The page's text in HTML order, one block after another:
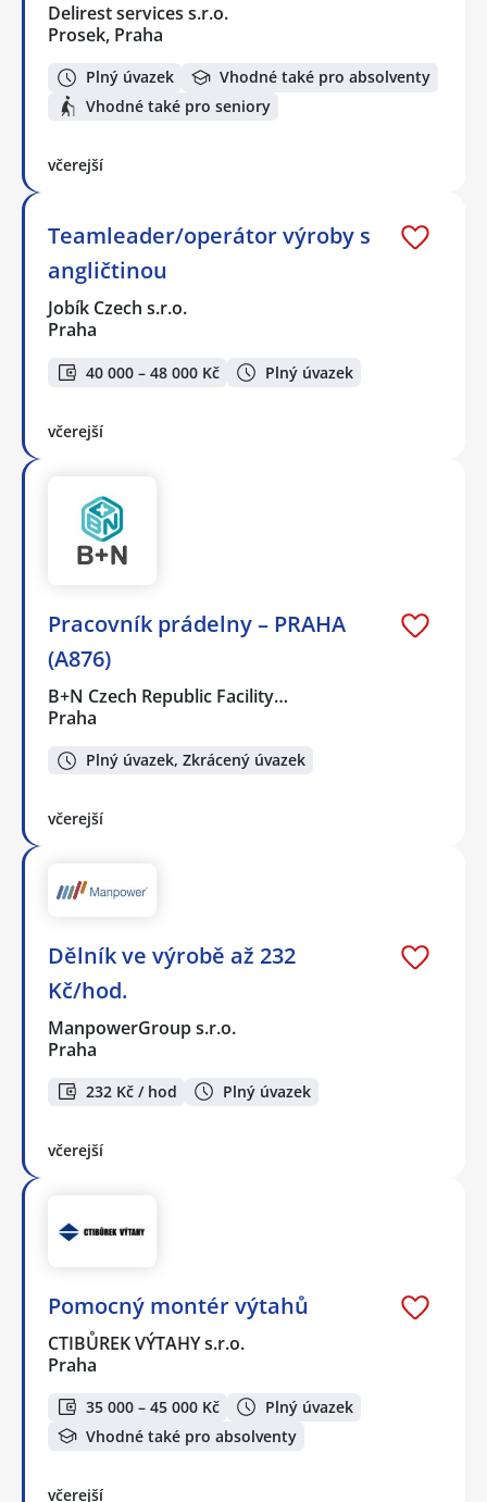
Delirest services s.r.o.
Prosek, Praha
Plný úvazek
Vhodné také pro absolventy
Vhodné také pro seniory
včerejší
Teamleader/operátor výroby s
angličtinou
Jobík Czech s.r.o.
Praha
40 000 – 48 000 Kč Plný úvazek
včerejší
Pracovník prádelny – PRAHA
(A876)
B+N Czech Republic Facility…
Praha
Plný úvazek, Zkrácený úvazek
včerejší
Dělník ve výrobě až 232
Kč/hod.
ManpowerGroup s.r.o.
Praha
232 Kč / hod Plný úvazek
včerejší
Pomocný montér výtahů
CTIBŮREK VÝTAHY s.r.o.
Praha
35 000 – 45 000 Kč
Plný úvazek
Vhodné také pro absolventy
včerejší